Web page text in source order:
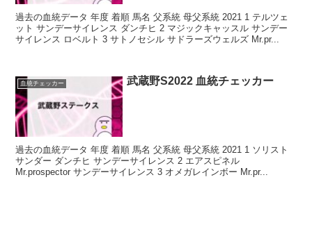
過去の血統データ 年度 着順 馬名 父系統 母父系統 2021 1 テルツェ
ット サンデーサイレンス ダンチヒ 2 マジックキャッスル サンデー
サイレンス ロベルト 3 サトノセシル サドラーズウェルズ Mr.pr...
血統チェッカー 武蔵野S2022 血統チェッカー
過去の血統データ 年度 着順 馬名 父系統 母父系統 2021 1 ソリスト
サンダー ダンチヒ サンデーサイレンス 2 エアスピネル
Mr.prospector サンデーサイレンス 3 オメガレインボー Mr.pr...